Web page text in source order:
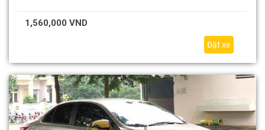
1,560,000 VND
Đặt xe